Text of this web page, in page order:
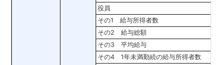
役員
その1 給与所得者数
その2 給与総額
その3 平均給与
その4 1年未満勤続の給与所得者数